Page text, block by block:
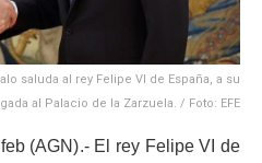
saluda al rey Felipe VI de España, a su
al Palacio de la Zarzuela. / Foto: EFE
(AGN).- El rey Felipe VI de